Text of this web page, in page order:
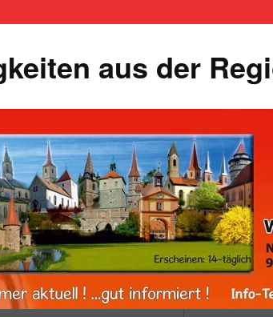
aus der